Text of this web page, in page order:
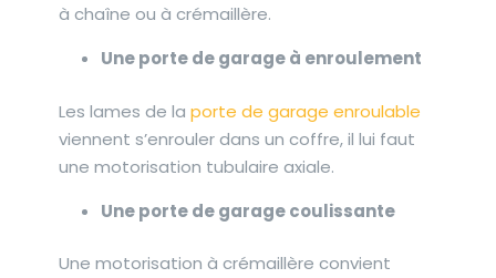
à chaîne ou à crémaillère.
Une porte de garage à enroulement
Les lames de laporte de garage enroulable
viennent s’enrouler dans un coffre, il lui faut
une motorisation tubulaire axiale.
Une porte de garage coulissante
Une motorisation à crémaillère convient